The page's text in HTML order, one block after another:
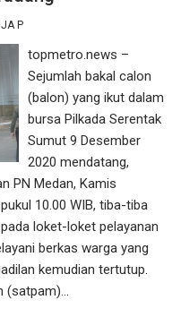
P
topmetro.news –
Sejumlah bakal calon
(balon) yang ikut dalam
bursa Pilkada Serentak
Sumut 9 Desember
2020 mendatang,
PN Medan, Kamis
10.00 WIB, tiba-tiba
loket-loket pelayanan
berkas warga yang
kemudian tertutup.